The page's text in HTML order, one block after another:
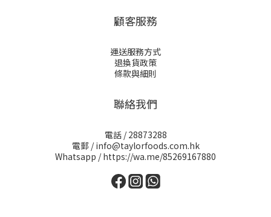
顧客服務
運送服務方式
退換貨政策
條款與細則
聯絡我們
電話 / 28873288
電郵 / info@taylorfoods.com.hk
Whatsapp / https://wa.me/85269167880